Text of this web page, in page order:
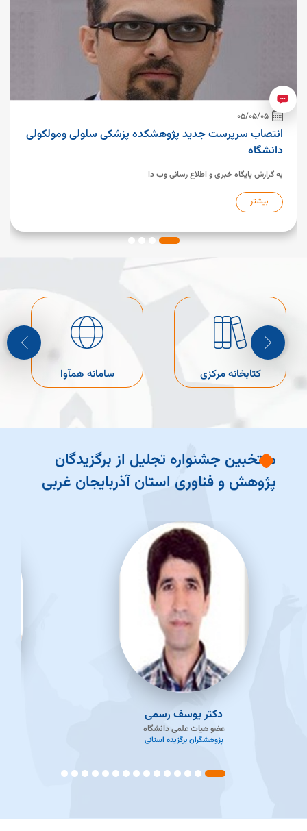
05/05/05
انتصاب سرپرست جدید پژوهشکده پزشکی سلولی ومولکولی
دانشگاه
به گزارش پایگاه خبری و اطلاع رسانی وب دا
بیشتر
کتابخانه مرکزی سامانه همآوا
منتخبین جشنواره تجلیل از برگزیدگان
پژوهش و فناوری استان آذربایجان غربی
دکتر یوسف رسمی
عضو هیات علمی دانشگاه
پژوهشگران برگزیده استانی